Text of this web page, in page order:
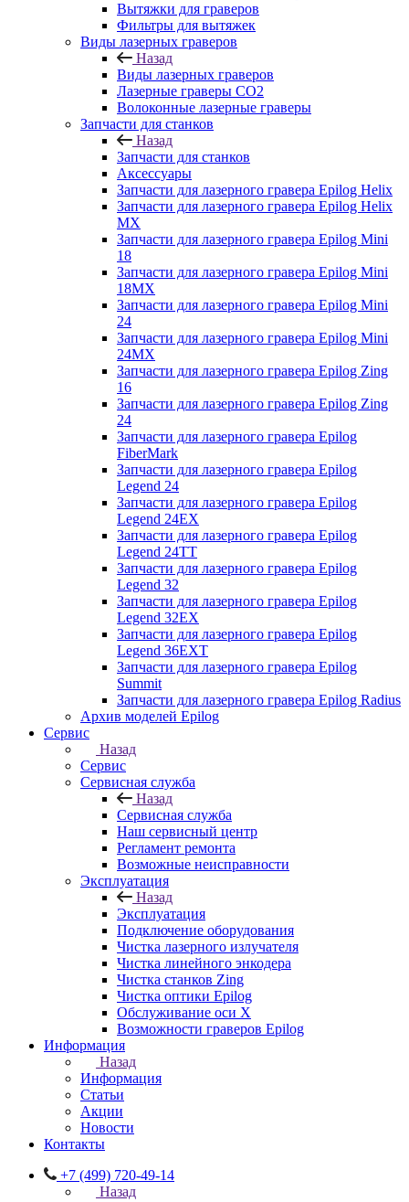
Вытяжки для граверов
Фильтры для вытяжек
Виды лазерных граверов
Назад
Виды лазерных граверов
Лазерные граверы СО2
Волоконные лазерные граверы
Запчасти для станков
Назад
Запчасти для станков
Аксессуары
Запчасти для лазерного гравера Epilog Helix
Запчасти для лазерного гравера Epilog Helix
MX
Запчасти для лазерного гравера Epilog Mini
18
Запчасти для лазерного гравера Epilog Mini
18MX
Запчасти для лазерного гравера Epilog Mini
24
Запчасти для лазерного гравера Epilog Mini
24MX
Запчасти для лазерного гравера Epilog Zing
16
Запчасти для лазерного гравера Epilog Zing
24
Запчасти для лазерного гравера Epilog
FiberMark
Запчасти для лазерного гравера Epilog
Legend 24
Запчасти для лазерного гравера Epilog
Legend 24EX
Запчасти для лазерного гравера Epilog
Legend 24TT
Запчасти для лазерного гравера Epilog
Legend 32
Запчасти для лазерного гравера Epilog
Legend 32EX
Запчасти для лазерного гравера Epilog
Legend 36EXT
Запчасти для лазерного гравера Epilog
Summit
Запчасти для лазерного гравера Epilog Radius
Архив моделей Epilog
Сервис
Назад
Сервис
Сервисная служба
Назад
Сервисная служба
Наш сервисный центр
Регламент ремонта
Возможные неисправности
Эксплуатация
Назад
Эксплуатация
Подключение оборудования
Чистка лазерного излучателя
Чистка линейного энкодера
Чистка станков Zing
Чистка оптики Epilog
Обслуживание оси X
Возможности граверов Epilog
Информация
Назад
Информация
Статьи
Акции
Новости
Контакты
+7 (499) 720-49-14
Назад